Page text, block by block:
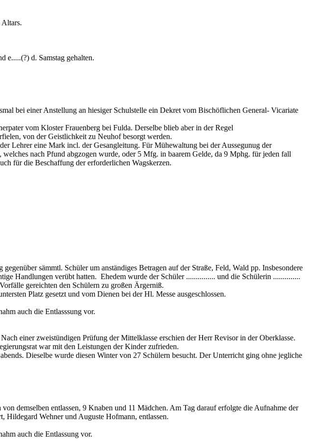
Altars.
e.....(?) d. Samstag gehalten.
bei einer Anstellung an hiesiger Schulstelle ein Dekret vom Bischöflichen General- Vicariate
vom Kloster Frauenberg bei Fulda. Derselbe blieb aber in der Regel
von der Geistlichkeit zu Neuhof besorgt werden.
Lehrer eine Mark incl. der Gesangleitung. Für Mühewaltung bei der Aussegunug der
nach Pfund abgzogen wurde, oder 5 Mfg. in baarem Gelde, da 9 Mphg. für jeden fall
für die Beschaffung der erforderlichen Wagskerzen.
sämmtl. Schüler um anständiges Betragen auf der Straße, Feld, Wald pp. Insbesondere
Handlungen verübt hatten. Ehedem wurde der Schüler ............... und die Schülerin ..............
gereichten den Schülern zu großen Ärgerniß.
Platz gesetzt und vom Dienen bei der Hl. Messe ausgeschlossen.
auch die Entlasssung vor.
einer zweistündigen Prüfung der Mittelklasse erschien der Herr Revisor in der Oberklasse.
war mit den Leistungen der Kinder zufrieden.
Dieselbe wurde diesen Winter von 27 Schülern besucht. Der Unterricht ging ohne jegliche
demselben entlassen, 9 Knaben und 11 Mädchen. Am Tag darauf erfolgte die Aufnahme der
Wehner und Auguste Hofmann, entlassen.
auch die Entlassung vor.